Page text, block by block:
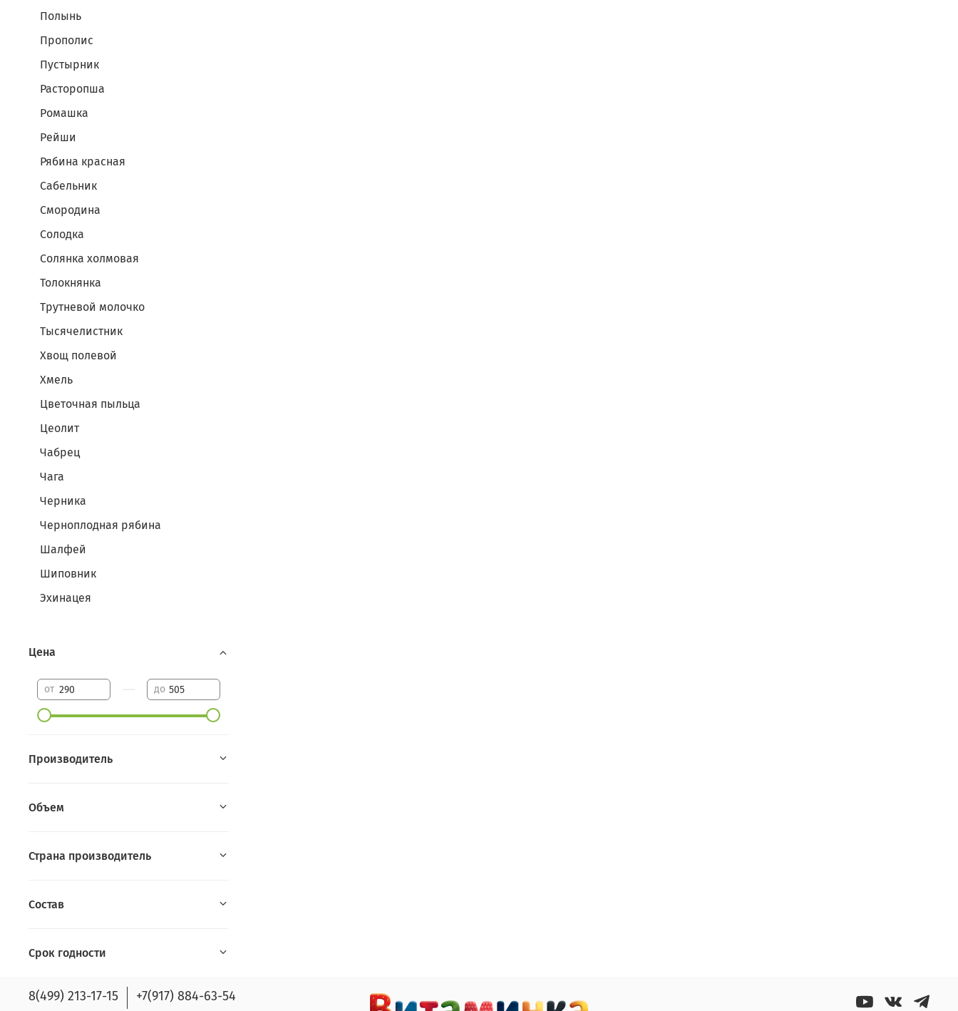
Полынь
Прополис
Пустырник
Расторопша
Ромашка
Рейши
Рябина красная
Сабельник
Смородина
Солодка
Солянка холмовая
Толокнянка
Трутневой молочко
Тысячелистник
Хвощ полевой
Хмель
Цветочная пыльца
Цеолит
Чабрец
Чага
Черника
Черноплодная рябина
Шалфей
Шиповник
Эхинацея
Цена
от до
Производитель
Объем
Страна производитель
Состав
Срок годности
8(499) 213-17-15
+7(917) 884-63-54